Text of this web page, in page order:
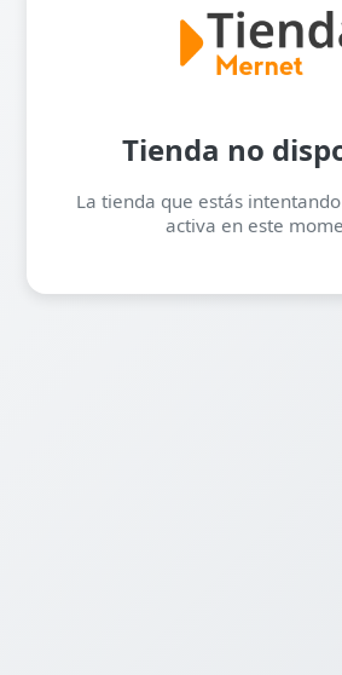
Tienda no
La tienda que estás
activa en este